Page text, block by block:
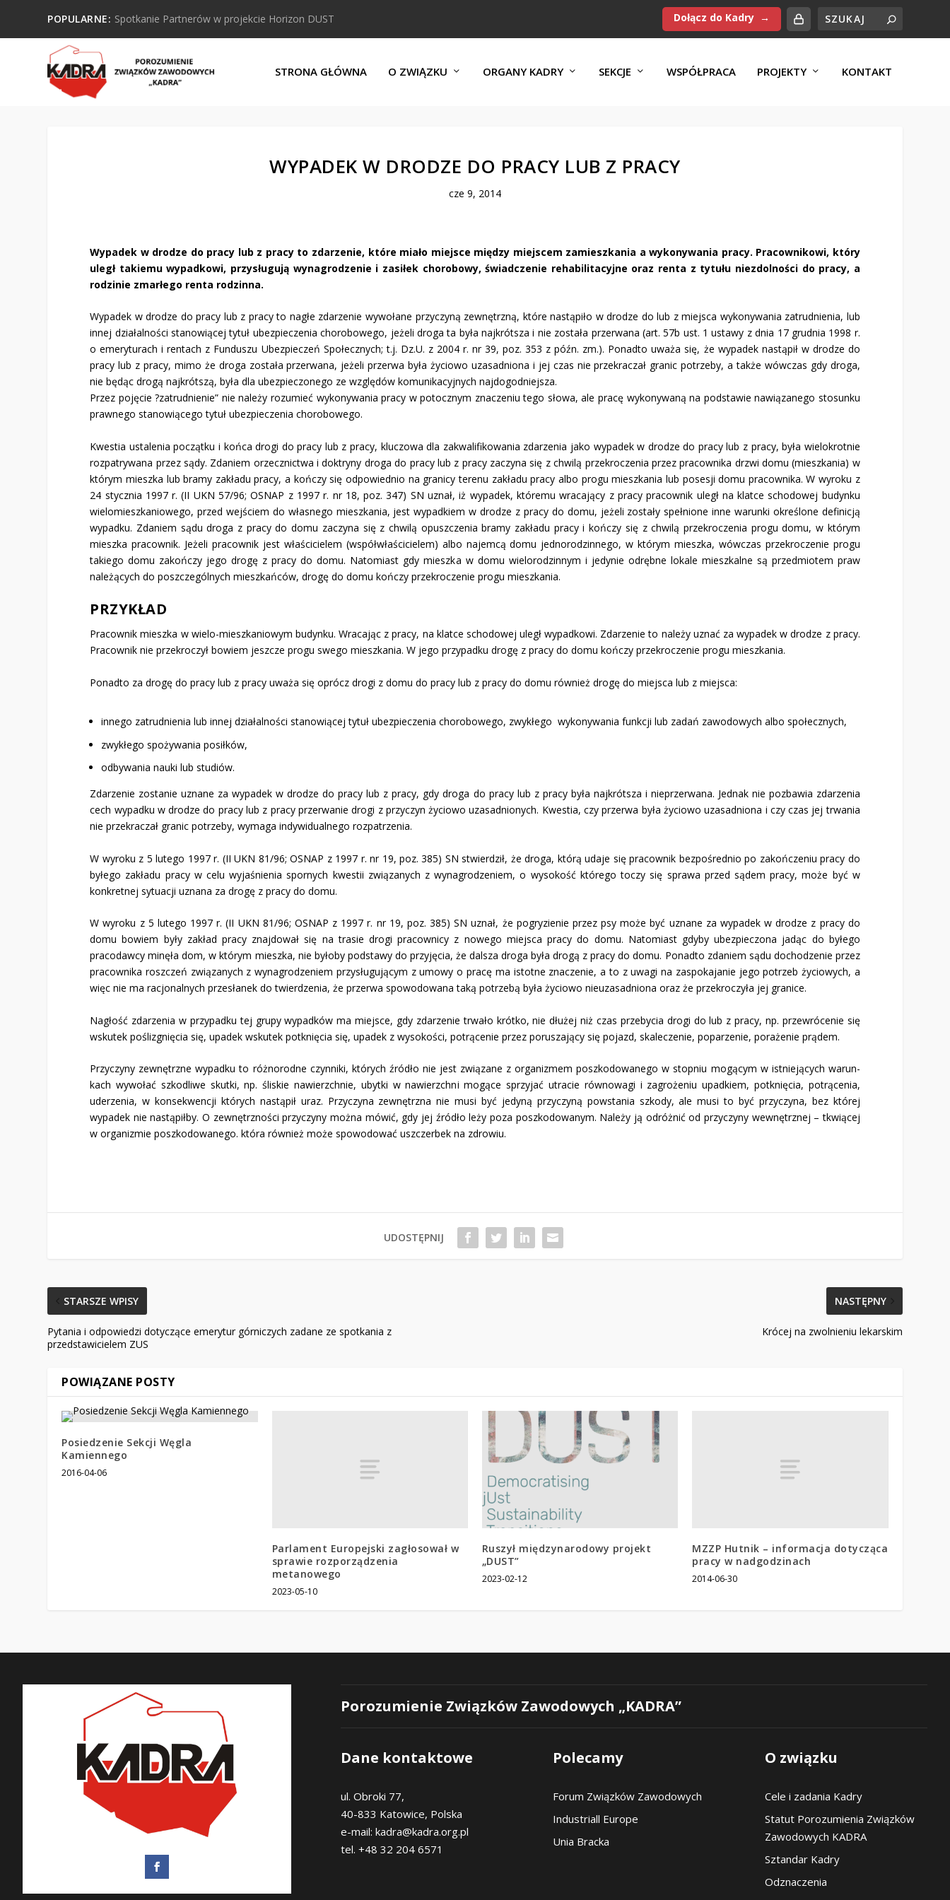
POPULARNE: Spotkanie Partnerów w projekcie Horizon DUST Dołącz do Kadry
STRONA GŁÓWNA O ZWIĄZKU ORGANY KADRY SEKCJE WSPÓŁPRACA PROJEKTY KONTAKT
WYPADEK W DRODZE DO PRACY LUB Z PRACY
cze 9, 2014
Wypadek w drodze do pracy lub z pracy to zdarzenie, które miało miejsce między miejscem zamieszkania a wykonywania pracy. Pracownikowi, który
uległ takiemu wypadkowi, przysługują wynagrodzenie i zasiłek chorobowy, świadczenie rehabilitacyjne oraz renta z tytułu niezdolności do pracy, a
rodzinie zmarłego renta rodzinna.
Wypadek w drodze do pracy lub z pracy to nagłe zdarzenie wywołane przyczyną zewnętrzną, które nastąpiło w drodze do lub z miejsca wykonywania zatrudnienia, lub
innej działalności stanowiącej tytuł ubezpieczenia choro­bowego, jeżeli droga ta była naj­krótsza i nie została przerwana (art. 57b ust. 1 ustawy z dnia 17 grudnia 1998 r.
o emeryturach i rentach z Funduszu Ubezpie­czeń Społecznych; t.j. Dz.U. z 2004 r. nr 39, poz. 353 z późn. zm.). Ponadto uważa się, że wypa­dek nastąpił w drodze do
pracy lub z pracy, mimo że droga zosta­ła przerwana, jeżeli przerwa była życiowo uzasadniona i jej czas nie przekraczał granic potrzeby, a tak­że wówczas gdy droga,
nie będąc drogą najkrótszą, była dla ubezpie­czonego ze względów komunika­cyjnych najdogodniejsza.
Przez pojęcie ?zatrudnienie” nie należy rozumieć wykonywania pracy w potocznym znaczeniu te­go słowa, ale pracę wykonywaną na podstawie nawiązanego stosun­ku
prawnego stanowiącego tytuł ubezpieczenia chorobowego.
Kwestia ustalenia początku i końca drogi do pracy lub z pracy, kluczowa dla zakwalifikowania zdarzenia jako wypadek w drodze do pracy lub z pracy, była wielo­krotnie
rozpatrywana przez sądy. Zdaniem orzecznictwa i doktryny droga do pracy lub z pracy zaczy­na się z chwilą przekroczenia przez pracownika drzwi domu (mieszkania) w
którym mieszka lub bramy zakładu pracy, a kończy się odpowiednio na granicy terenu zakładu pracy albo progu mieszka­nia lub posesji domu pracownika. W wyroku z
24 stycznia 1997 r. (II UKN 57/96; OSNAP z 1997 r. nr 18, poz. 347) SN uznał, iż wypa­dek, któremu wracający z pracy pracownik uległ na klatce schodo­wej budynku
wielomieszkaniowego, przed wejściem do własnego mieszkania, jest wypadkiem w drodze z pracy do domu, jeżeli zostały spełnione inne warunki określone definicją
wypadku. Zda­niem sądu droga z pracy do domu zaczyna się z chwilą opuszczenia bramy zakładu pracy i kończy się z chwilą przekroczenia progu do­mu, w którym
mieszka pracownik. Jeżeli pracownik jest właścicielem (współwłaścicielem) albo najemcą domu jednorodzinnego, w którym mieszka, wówczas przekroczenie progu
takiego domu zakończy jego drogę z pracy do domu. Natomiast gdy mieszka w domu wielorodzinnym i jedynie odrębne lokale mieszkalne są przedmiotem praw
należących do poszczegól­nych mieszkańców, drogę do do­mu kończy przekroczenie progu mieszkania.
PRZYKŁAD
Pracownik mieszka w wielo-mieszkaniowym budynku. Wracając z pracy, na klatce schodowej uległ wypadkowi. Zdarzenie to należy uznać za wypadek w drodze z pracy.
Pracownik nie przekroczył bowiem jeszcze progu swego mieszkania. W jego przypad­ku drogę z pracy do domu kończy przekroczenie progu mieszkania.
Ponadto za drogę do pracy lub z pracy uważa się oprócz drogi z domu do pracy lub z pracy do domu również drogę do miejsca lub z miejsca:
innego zatrudnienia lub innej działalności stanowiącej tytuł ubezpieczenia chorobowego, zwykłego wykonywania funkcji lub zadań zawodowych albo spo­łecznych,
zwykłego spożywania posiłków,
odbywania nauki lub studiów.
Zdarzenie zostanie uznane za wypadek w drodze do pracy lub z pracy, gdy droga do pracy lub z pracy była najkrótsza i nieprze­rwana. Jednak nie pozbawia zda­rzenia
cech wypadku w drodze do pracy lub z pracy przerwanie dro­gi z przyczyn życiowo uzasadnio­nych. Kwestia, czy przerwa była życiowo uzasadniona i czy czas jej trwania
nie przekraczał granic po­trzeby, wymaga indywidualnego rozpatrzenia.
W wyroku z 5 lutego 1997 r. (II UKN 81/96; OSNAP z 1997 r. nr 19, poz. 385) SN stwierdził, że droga, którą udaje się pracownik bezpośrednio po zakończeniu pra­cy do
byłego zakładu pracy w celu wyjaśnienia spornych kwestii związanych z wynagrodzeniem, o wysokość którego toczy się spra­wa przed sądem pracy, może być w
konkretnej sytuacji uznana za drogę z pracy do domu.
W wyroku z 5 lutego 1997 r. (II UKN 81/96; OSNAP z 1997 r. nr 19, poz. 385) SN uznał, że pogryzienie przez psy może być uznane za wy­padek w drodze z pracy do
domu bowiem były zakład pracy znajdował się na trasie drogi pracownicy z nowego miejsca pracy do domu. Na­tomiast gdyby ubezpieczona jadąc do byłego
pracodawcy minęła dom, w którym miesz­ka, nie byłoby podstawy do przyjęcia, że dalsza droga by­ła drogą z pracy do domu. Ponadto zdaniem sądu do­chodzenie przez
pracownika roszczeń związanych z wyna­grodzeniem przysługującym z umowy o pracę ma istotne znaczenie, a to z uwagi na za­spokajanie jego potrzeb ży­ciowych, a
więc nie ma racjo­nalnych przesłanek do twier­dzenia, że przerwa spowodo­wana taką potrzebą była ży­ciowo nieuzasadniona oraz że przekroczyła jej granice.
Nagłość zdarzenia w przypadku tej grupy wypadków ma miejsce, gdy zdarzenie trwało krótko, nie dłużej niż czas przebycia drogi do lub z pracy, np. przewrócenie się
wskutek poślizgnięcia się, upadek wskutek potknięcia się, upadek z wysokości, potrącenie przez po­ruszający się pojazd, skaleczenie, poparzenie, porażenie prądem.
Przyczyny zewnętrzne wypadku to różnorodne czynniki, których źródło nie jest związane z organi­zmem poszkodowanego w stopniu mogącym w istniejących warun­
kach wywołać szkodliwe skutki, np. śliskie nawierzchnie, ubytki w na­wierzchni mogące sprzyjać utracie równowagi i zagrożeniu upadkiem, potknięcia, potrącenia,
uderzenia, w konsekwencji których nastąpił uraz. Przyczyna zewnętrzna nie musi być jedyną przyczyną powsta­nia szkody, ale musi to być przyczy­na, bez której
wypadek nie nastą­piłby. O zewnętrzności przyczyny można mówić, gdy jej źródło leży poza poszkodowanym. Należy ją odróżnić od przyczyny wewnętrz­nej – tkwiącej
w organizmie poszkodowanego. która również może spowodować uszczerbek na zdrowiu.
UDOSTĘPNIJ
STARSZE WPISY
Pytania i odpowiedzi dotyczące emerytur górniczych zadane ze spotkania z
przedstawicielem ZUS
NASTĘPNY
Krócej na zwolnieniu lekarskim
POWIĄZANE POSTY
Posiedzenie Sekcji Węgla
Kamiennego
2016-04-06
Parlament Europejski zagłosował w
sprawie rozporządzenia
metanowego
2023-05-10
Ruszył międzynarodowy projekt
„DUST”
2023-02-12
MZZP Hutnik – informacja dotycząca
pracy w nadgodzinach
2014-06-30
Porozumienie Związków Zawodowych „KADRA”
Dane kontaktowe
ul. Obroki 77,
40-833 Katowice, Polska
e-mail: kadra@kadra.org.pl
tel. +48 32 204 6571
Polecamy
Forum Związków Zawodowych
Industriall Europe
Unia Bracka
O związku
Cele i zadania Kadry
Statut Porozumienia Związków
Zawodowych KADRA
Sztandar Kadry
Odznaczenia